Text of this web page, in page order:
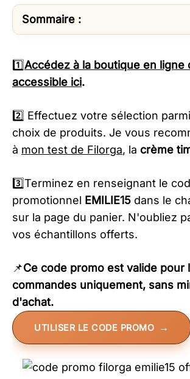
Sommaire :
1️⃣Accédez à la boutique en ligne
accessible ici.
​2️⃣ Effectuez votre sélection
choix de produits. Je vous
à mon test de Filorga, la crème
​3️⃣Terminez en renseignant le
promotionnel EMILIE15 dans le
sur la page du panier. N'oubliez
vos échantillons offerts.
📌Ce code promo est valide pour
commandes uniquement, sans
d'achat.
UTILISER LE CODE PROMO